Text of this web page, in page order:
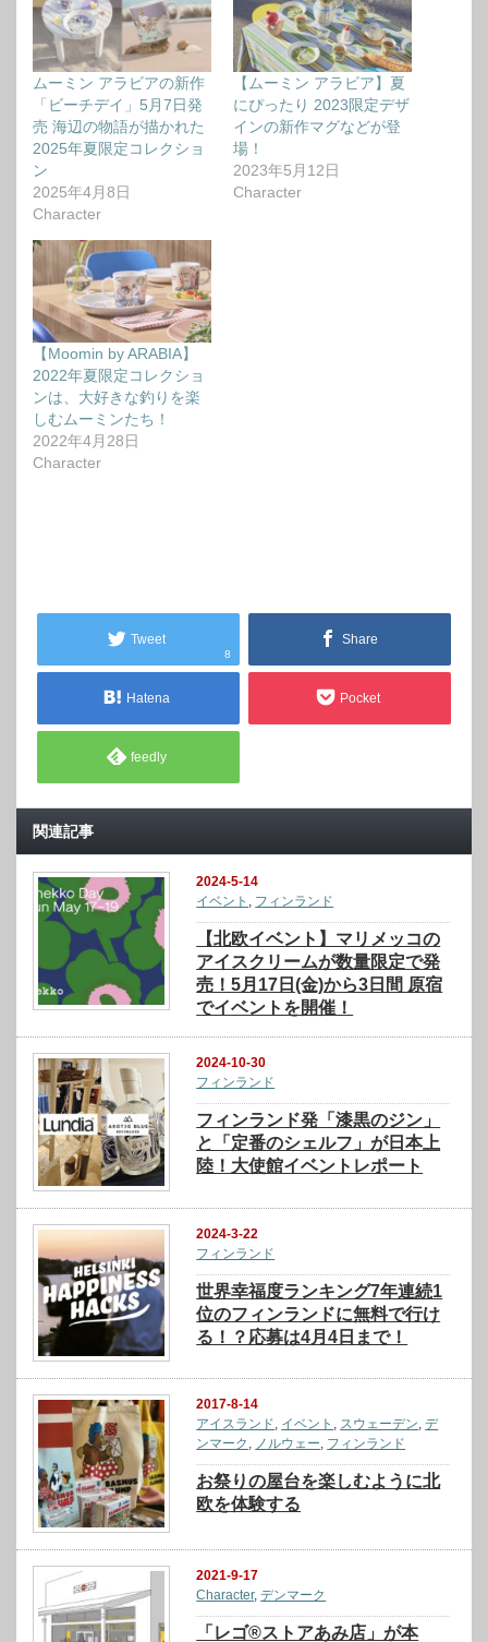
ムーミン アラビアの新作
「ビーチデイ」5月7日発
売 海辺の物語が描かれた
2025年夏限定コレクショ
ン
2025年4月8日
Character
【ムーミン アラビア】夏
にぴったり 2023限定デザ
インの新作マグなどが登
場！
2023年5月12日
Character
【Moomin by ARABIA】
2022年夏限定コレクショ
ンは、大好きな釣りを楽
しむムーミンたち！
2022年4月28日
Character
Tweet
8
Share
Hatena Pocket
feedly
関連記事
2024-5-14
イベント , フィンランド
【北欧イベント】マリメッコの
アイスクリームが数量限定で発
売！5⽉17⽇(⾦)から3日間 原宿
でイベントを開催！
2024-10-30
フィンランド
フィンランド発「漆黒のジン」
と「定番のシェルフ」が日本上
陸！大使館イベントレポート
2024-3-22
フィンランド
世界幸福度ランキング7年連続1
位のフィンランドに無料で行け
る！？応募は4月4日まで！
2017-8-14
アイスランド, イベント , スウェーデン,デ
ンマーク , ノルウェー, フィンランド
お祭りの屋台を楽しむように北
欧を体験する
2021-9-17
Character,デンマーク
「レゴ®ストアあみ店」が本